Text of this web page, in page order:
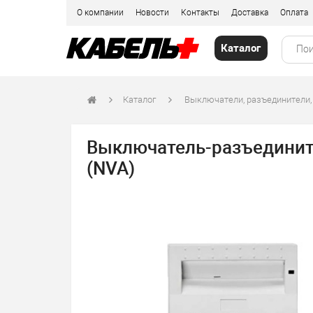
О компании Новости Контакты Доставка Оплата
Каталог
Каталог Выключатели,
Выключатель-
(NVA)